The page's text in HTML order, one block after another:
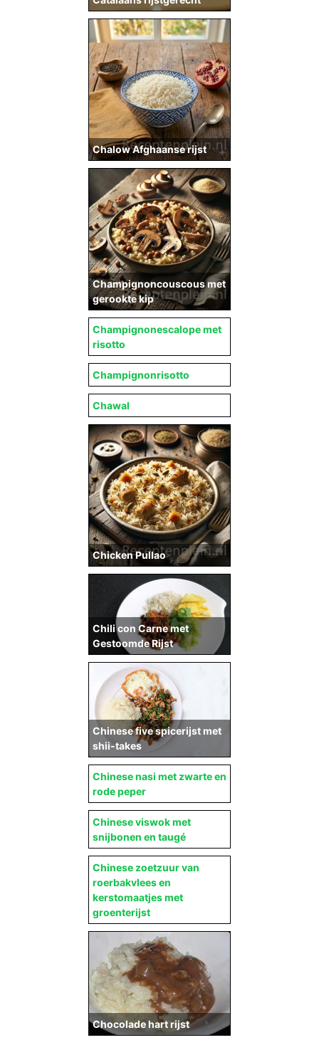
Chalow Afghaanse rijst
Champignoncouscous met
gerookte kip
Champignonescalope met
risotto
Champignonrisotto
Chawal
Chicken Pullao
Chili con Carne met
Gestoomde Rijst
Chinese five spicerijst met
shii-takes
Chinese nasi met zwarte en
rode peper
Chinese viswok met
snijbonen en taugé
Chinese zoetzuur van
roerbakvlees en
kerstomaatjes met
groenterijst
Chocolade hart rijst